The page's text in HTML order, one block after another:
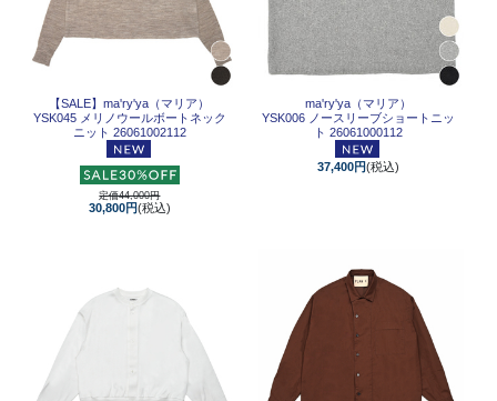
【SALE】ma'ry'ya（マリア）
YSK045 メリノウールボートネック
ニット 26061002112
定価44,000円
30,800円(税込)
ma'ry'ya（マリア）
YSK006 ノースリーブショートニッ
ト 26061000112
37,400円(税込)